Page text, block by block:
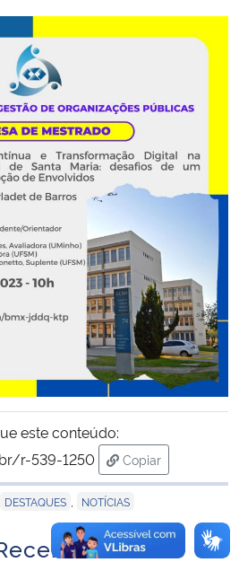
dos Direitos Humanos
este conteúdo:
r-539-1250
Copiar
para área de
DESTAQUES NOTÍCIAS